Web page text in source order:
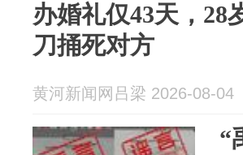
办婚礼仅43天，28
刀捅死对方
黄河新闻网吕梁 2026-08-04
“